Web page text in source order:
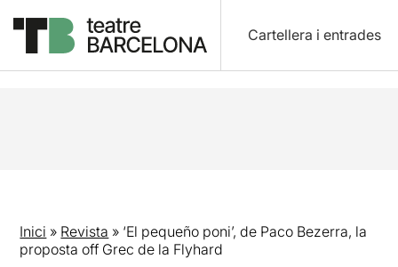
Cartellera i entrades
Inici » Revista » ‘El pequeño poni’, de Paco Bezerra, la
proposta off Grec de la Flyhard